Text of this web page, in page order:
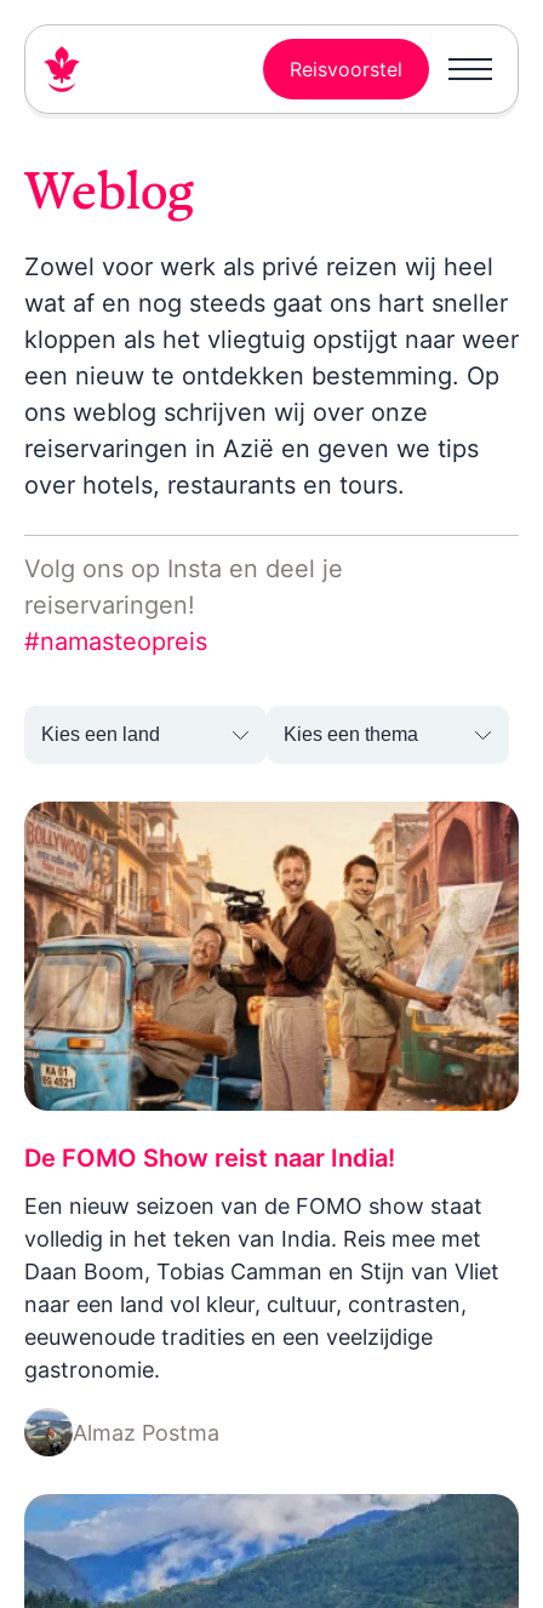
Reisvoorstel
Weblog
Zowel voor werk als privé reizen wij heel
wat af en nog steeds gaat ons hart sneller
kloppen als het vliegtuig opstijgt naar weer
een nieuw te ontdekken bestemming. Op
ons weblog schrijven wij over onze
reiservaringen in Azië en geven we tips
over hotels, restaurants en tours.
Volg ons op Insta en deel je
reiservaringen!
#namasteopreis
De FOMO Show reist naar India!
Een nieuw seizoen van de FOMO show staat
volledig in het teken van India. Reis mee met
Daan Boom, Tobias Camman en Stijn van Vliet
naar een land vol kleur, cultuur, contrasten,
eeuwenoude tradities en een veelzijdige
gastronomie.
Almaz Postma